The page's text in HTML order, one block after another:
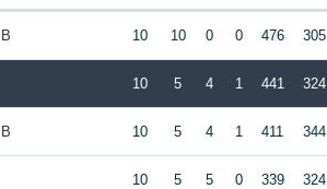
10 10 0 0 476 305
10 5 4 1 441 324
10 5 4 1 411 344
10 5 5 0 339 324